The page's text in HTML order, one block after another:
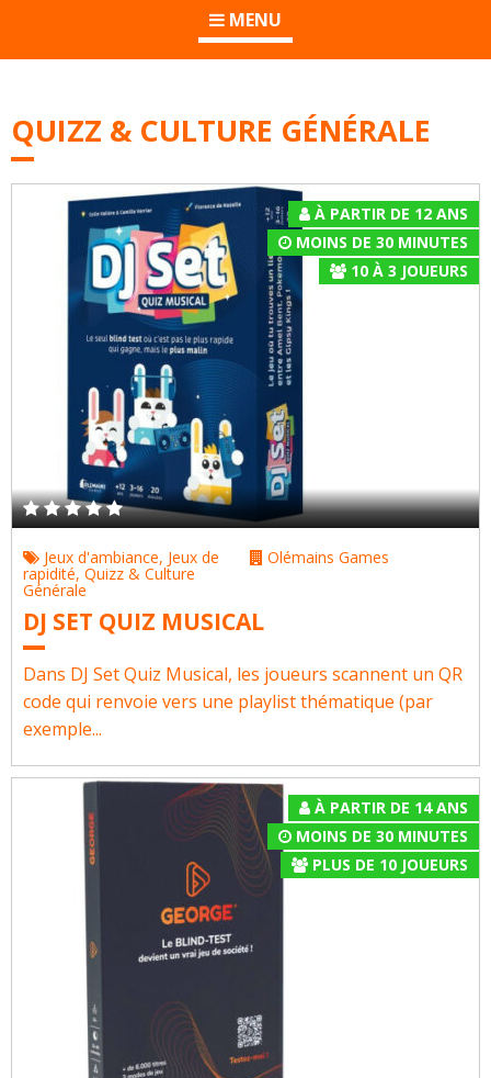
MENU
QUIZZ & CULTURE GÉNÉRALE
À PARTIR DE 12 ANS
MOINS DE 30 MINUTES
10À 3 JOUEURS
Jeux d'ambiance, Jeux de
rapidité,Quizz & Culture
Générale
Olémains Games
DJ SET QUIZ MUSICAL
Dans DJ Set Quiz Musical, les joueurs scannent un QR
code qui renvoie vers une playlist thématique (par
exemple...
À PARTIR DE 14 ANS
MOINS DE 30 MINUTES
PLUS DE 10JOUEURS